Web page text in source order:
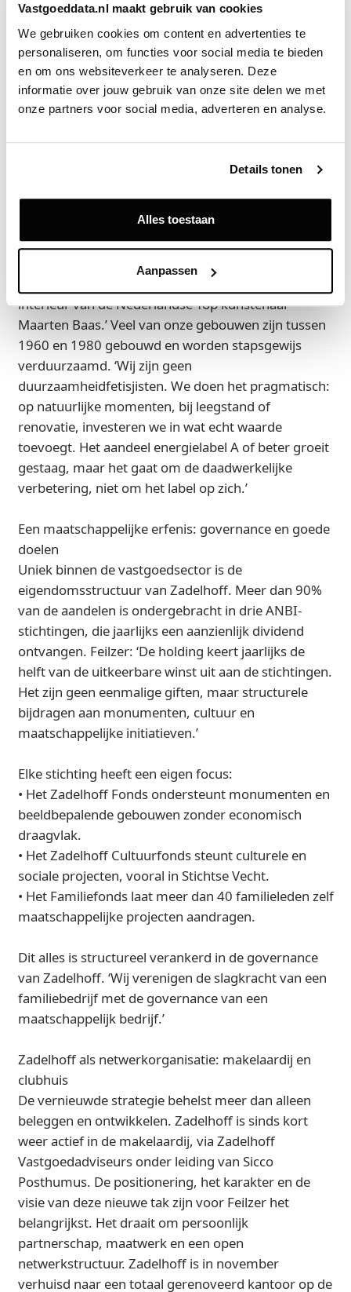
Vastgoeddata.nl maakt gebruik van cookies
We gebruiken cookies om content en advertenties te
personaliseren, om functies voor social media te bieden
en om ons websiteverkeer te analyseren. Deze
informatie over jouw gebruik van onze site delen we met
onze partners voor social media, adverteren en analyse.
Details tonen
Alles toestaan
Aanpassen
Feilzer: ‘We hebben bewust spreiding gezocht
binnen de regio. Zo kan de ene tak het opvangen als
de andere onder druk staat, zoals nu de
kantorenmarkt.’ Verduurzaming speelt daarbij een
belangrijke rol. Zo ontving Zadelhoff ontvang vorig
jaar een BREEAM Excellent-certificaat voor Orato
Offices, waarmee het voldoet aan de hoogste
duurzaamheidsnormen op het gebied van
Feilzer: ‘Dit is het goedkoopste parisproof gebouw
wat beschikbaar is binnen de ring. We hebben echt
een effort gedaan om een gebouw te maken van
Zuidas kwaliteit met Amsterdam-Oost prijzen. Elke
interieur van de Nederlandse Top kunstenaar
Maarten Baas.’ Veel van onze gebouwen zijn tussen
1960 en 1980 gebouwd en worden stapsgewijs
verduurzaamd. ‘Wij zijn geen
duurzaamheidfetisjisten. We doen het pragmatisch:
op natuurlijke momenten, bij leegstand of
renovatie, investeren we in wat echt waarde
toevoegt. Het aandeel energielabel A of beter groeit
gestaag, maar het gaat om de daadwerkelijke
verbetering, niet om het label op zich.’
Een maatschappelijke erfenis: governance en goede
doelen
Uniek binnen de vastgoedsector is de
eigendomsstructuur van Zadelhoff. Meer dan 90%
van de aandelen is ondergebracht in drie ANBI-
stichtingen, die jaarlijks een aanzienlijk dividend
ontvangen. Feilzer: ‘De holding keert jaarlijks de
helft van de uitkeerbare winst uit aan de stichtingen.
Het zijn geen eenmalige giften, maar structurele
bijdragen aan monumenten, cultuur en
maatschappelijke initiatieven.’
Elke stichting heeft een eigen focus:
• Het Zadelhoff Fonds ondersteunt monumenten en
beeldbepalende gebouwen zonder economisch
draagvlak.
• Het Zadelhoff Cultuurfonds steunt culturele en
sociale projecten, vooral in Stichtse Vecht.
• Het Familiefonds laat meer dan 40 familieleden zelf
maatschappelijke projecten aandragen.
Dit alles is structureel verankerd in de governance
van Zadelhoff. ‘Wij verenigen de slagkracht van een
familiebedrijf met de governance van een
maatschappelijk bedrijf.’
Zadelhoff als netwerkorganisatie: makelaardij en
clubhuis
De vernieuwde strategie behelst meer dan alleen
beleggen en ontwikkelen. Zadelhoff is sinds kort
weer actief in de makelaardij, via Zadelhoff
Vastgoedadviseurs onder leiding van Sicco
Posthumus. De positionering, het karakter en de
visie van deze nieuwe tak zijn voor Feilzer het
belangrijkst. Het draait om persoonlijk
partnerschap, maatwerk en een open
netwerkstructuur. Zadelhoff is in november
verhuisd naar een totaal gerenoveerd kantoor op de